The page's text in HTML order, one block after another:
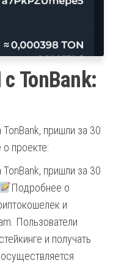
TonBank:
пришли за 30
проекте:
пришли за 30
Подробнее о
и
Пользователи
и получать